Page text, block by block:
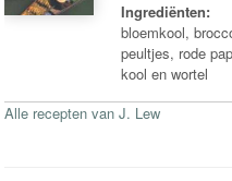
Ingrediënten:
bloemkool,
peultjes, rode
kool en wortel
Alle recepten van J. Lew